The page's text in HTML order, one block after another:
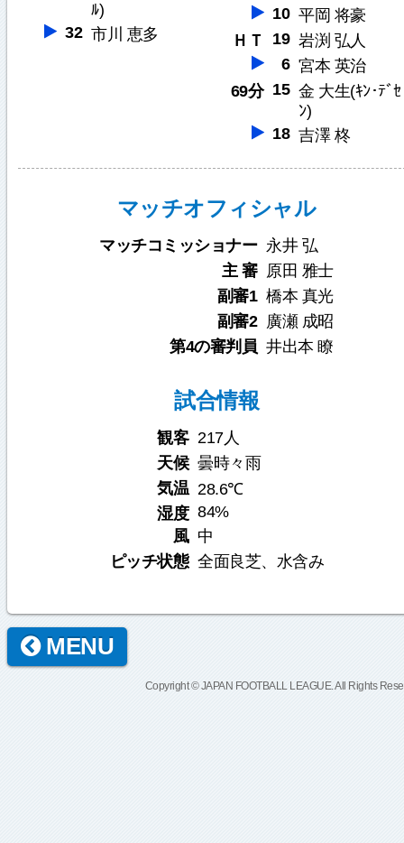
ﾙ)
32 市川 恵多
10 平岡 将豪
ＨＴ
19 岩渕 弘人
6 宮本 英治
69分 15 金 大生(ｷﾝ･ﾃﾞｾ
ﾝ)
18 吉澤 柊
マッチオフィシャル
マッチコミッショナー 永井 弘
主 審 原田 雅士
副審1 橋本 真光
副審2 廣瀬 成昭
第4の審判員 井出本 瞭
試合情報
観客 217人
天候 曇時々雨
気温 28.6℃
湿度 84%
風 中
ピッチ状態 全面良芝、水含み
MENU
Copyright © JAPAN FOOTBALL LEAGUE. All Rights